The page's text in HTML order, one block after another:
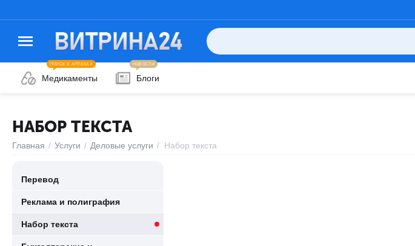
Медикаменты
ПОИСК В АПТЕКАХ
Блоги
НОВОСТИ
НАБОР ТЕКСТА
Главная / Услуги / Деловые услуги / Набор текста
Перевод
Реклама и полиграфия
Набор текста